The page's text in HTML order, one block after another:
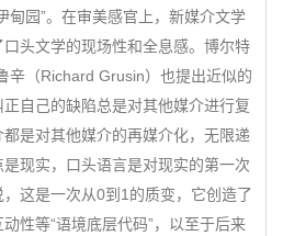
甸园”。在审美感官上，新媒介文学
头文学的现场性和全息感。博尔特
辛（Richard Grusin）也提出近似的
自己的缺陷总是对其他媒介进行复
是对其他媒介的再媒介化，无限递
现实，口头语言是对现实的第一次
这是一次从0到1的质变，它创造了
性等“语境底层代码”，以至于后来